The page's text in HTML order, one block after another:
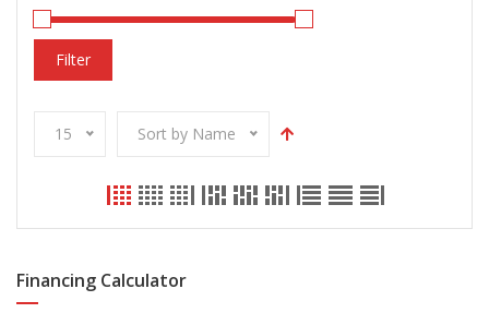
Filter
15 Sort by Name
Financing Calculator